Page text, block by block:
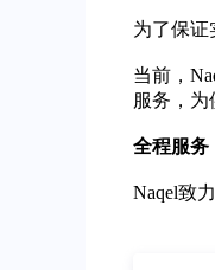
为了保证
当前，
服务，为
全程服务
Naqel致